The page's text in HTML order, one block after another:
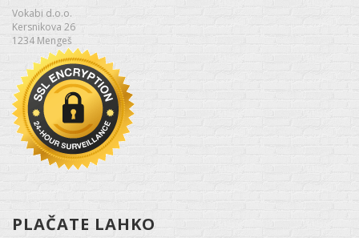
Vokabi d.o.o.
Kersnikova 26
1234 Mengeš
PLAČATE LAHKO